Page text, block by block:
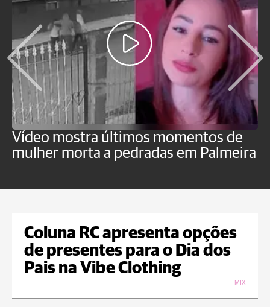
Vídeo mostra últimos momentos de
mulher morta a pedradas em Palmeira
Coluna RC apresenta opções
de presentes para o Dia dos
Pais na Vibe Clothing
MIX